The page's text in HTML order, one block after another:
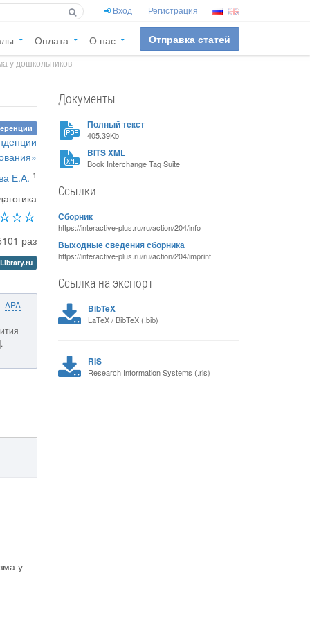
Вход Регистрация
Оплата О нас Отправка статей
у дошкольников
Е.А. 1
раз
APA
–
у
Документы
Полный текст
405.39Kb
BITS XML
Book Interchange Tag Suite
Ссылки
Сборник
https://interactive-plus.ru/ru/action/204/info
Выходные сведения сборника
https://interactive-plus.ru/ru/action/204/imprint
Ссылка на экспорт
BibTeX
LaTeX / BibTeX (.bib)
RIS
Research Information Systems (.ris)